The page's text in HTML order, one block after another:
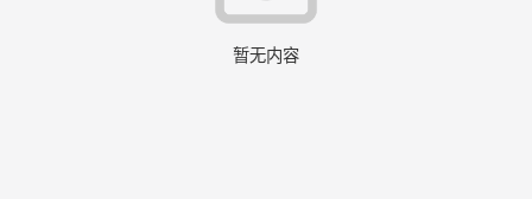
暂无内容